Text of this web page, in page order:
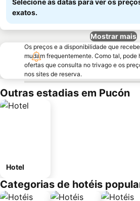
Selecione as datas para ver os
exatos.
Mostrar mais
Os preços e a disponibilidade que
mudam frequentemente. Como tal,
ofertas que consulta no trivago e os
nos sites de reserva.
Outras estadias em Pucón
Hotel
Categorias de hotéis